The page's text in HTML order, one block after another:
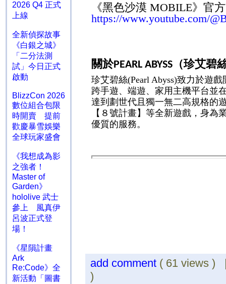
2026 Q4 正式
上線
全新偵探故事
《白銀之城》
「二分法測
試」今日正式
啟動
BlizzCon 2026
數位組合包限
時開賣 提前
歡慶暴雪娛樂
全球玩家盛會
《我想成為影
之強者！
Master of
Garden》
hololive 武士
參上 風真伊
呂波正式登
場！
《星隕計畫
Ark
Re:Code》全
新活動「圖書
《黑色沙漠 MOBILE》官方
https://www.youtube.com/
關於PEARL ABYSS （珍艾碧
珍艾碧絲(Pearl Abyss)致力於遊戲
跨手遊、端遊、家用主機平台並
達到劃世代且獨一無二高規格的
【８號計畫】等全新遊戲，身
優質的服務。
add comment ( 61 views
)